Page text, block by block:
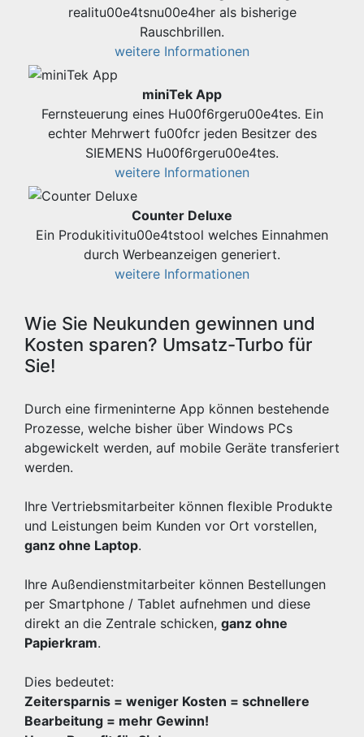
realitu00e4tsnu00e4her als bisherige
Rauschbrillen.
weitere Informationen
miniTek App
Fernsteuerung eines Hu00f6rgeru00e4tes. Ein
echter Mehrwert fu00fcr jeden Besitzer des
SIEMENS Hu00f6rgeru00e4tes.
weitere Informationen
Counter Deluxe
Ein Produkitivitu00e4tstool welches Einnahmen
durch Werbeanzeigen generiert.
weitere Informationen
Wie Sie Neukunden gewinnen und
Kosten sparen? Umsatz-Turbo für
Sie!
Durch eine firmeninterne App können bestehende
Prozesse, welche bisher über Windows PCs
abgewickelt werden, auf mobile Geräte transferiert
werden.
Ihre Vertriebsmitarbeiter können flexible Produkte
und Leistungen beim Kunden vor Ort vorstellen,
ganz ohne Laptop.
Ihre Außendienstmitarbeiter können Bestellungen
per Smartphone / Tablet aufnehmen und diese
direkt an die Zentrale schicken, ganz ohne
Papierkram.
Dies bedeutet:
Zeitersparnis = weniger Kosten = schnellere
Bearbeitung = mehr Gewinn!